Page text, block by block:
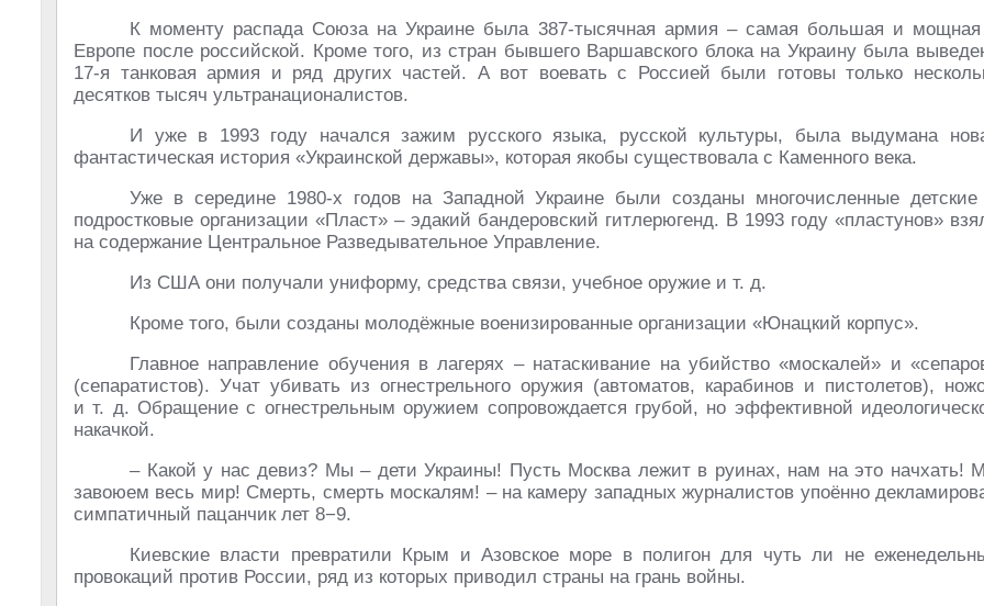
К моменту распада Союза на Украине была 387-тысячная армия – самая большая и
Европе после российской. Кроме того, из стран бывшего Варшавского блока на Украину была
17-я танковая армия и ряд других частей. А вот воевать с Россией были готовы только
десятков тысяч ультранационалистов.
И уже в 1993 году начался зажим русского языка, русской культуры, была выдумана
фантастическая история «Украинской державы», которая якобы существовала с Каменного века.
Уже в середине 1980-х годов на Западной Украине были созданы многочисленные
подростковые организации «Пласт» – эдакий бандеровский гитлерюгенд. В 1993 году «пластунов»
на содержание Центральное Разведывательное Управление.
Из США они получали униформу, средства связи, учебное оружие и т. д.
Кроме того, были созданы молодёжные военизированные организации «Юнацкий корпус».
Главное направление обучения в лагерях – натаскивание на убийство «москалей» и
(сепаратистов). Учат убивать из огнестрельного оружия (автоматов, карабинов и пистолетов),
и т. д. Обращение с огнестрельным оружием сопровождается грубой, но эффективной
накачкой.
– Какой у нас девиз? Мы – дети Украины! Пусть Москва лежит в руинах, нам на это начхать!
завоюем весь мир! Смерть, смерть москалям! – на камеру западных журналистов упоённо
симпатичный пацанчик лет 8−9.
Киевские власти превратили Крым и Азовское море в полигон для чуть ли не
провокаций против России, ряд из которых приводил страны на грань войны.